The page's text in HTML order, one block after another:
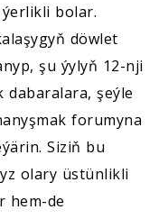
bolar.
döwlet
şu ýylyň 12-nji
dabaralara, şeýle
forumyna
Siziň bu
olary üstünlikli
hem-de